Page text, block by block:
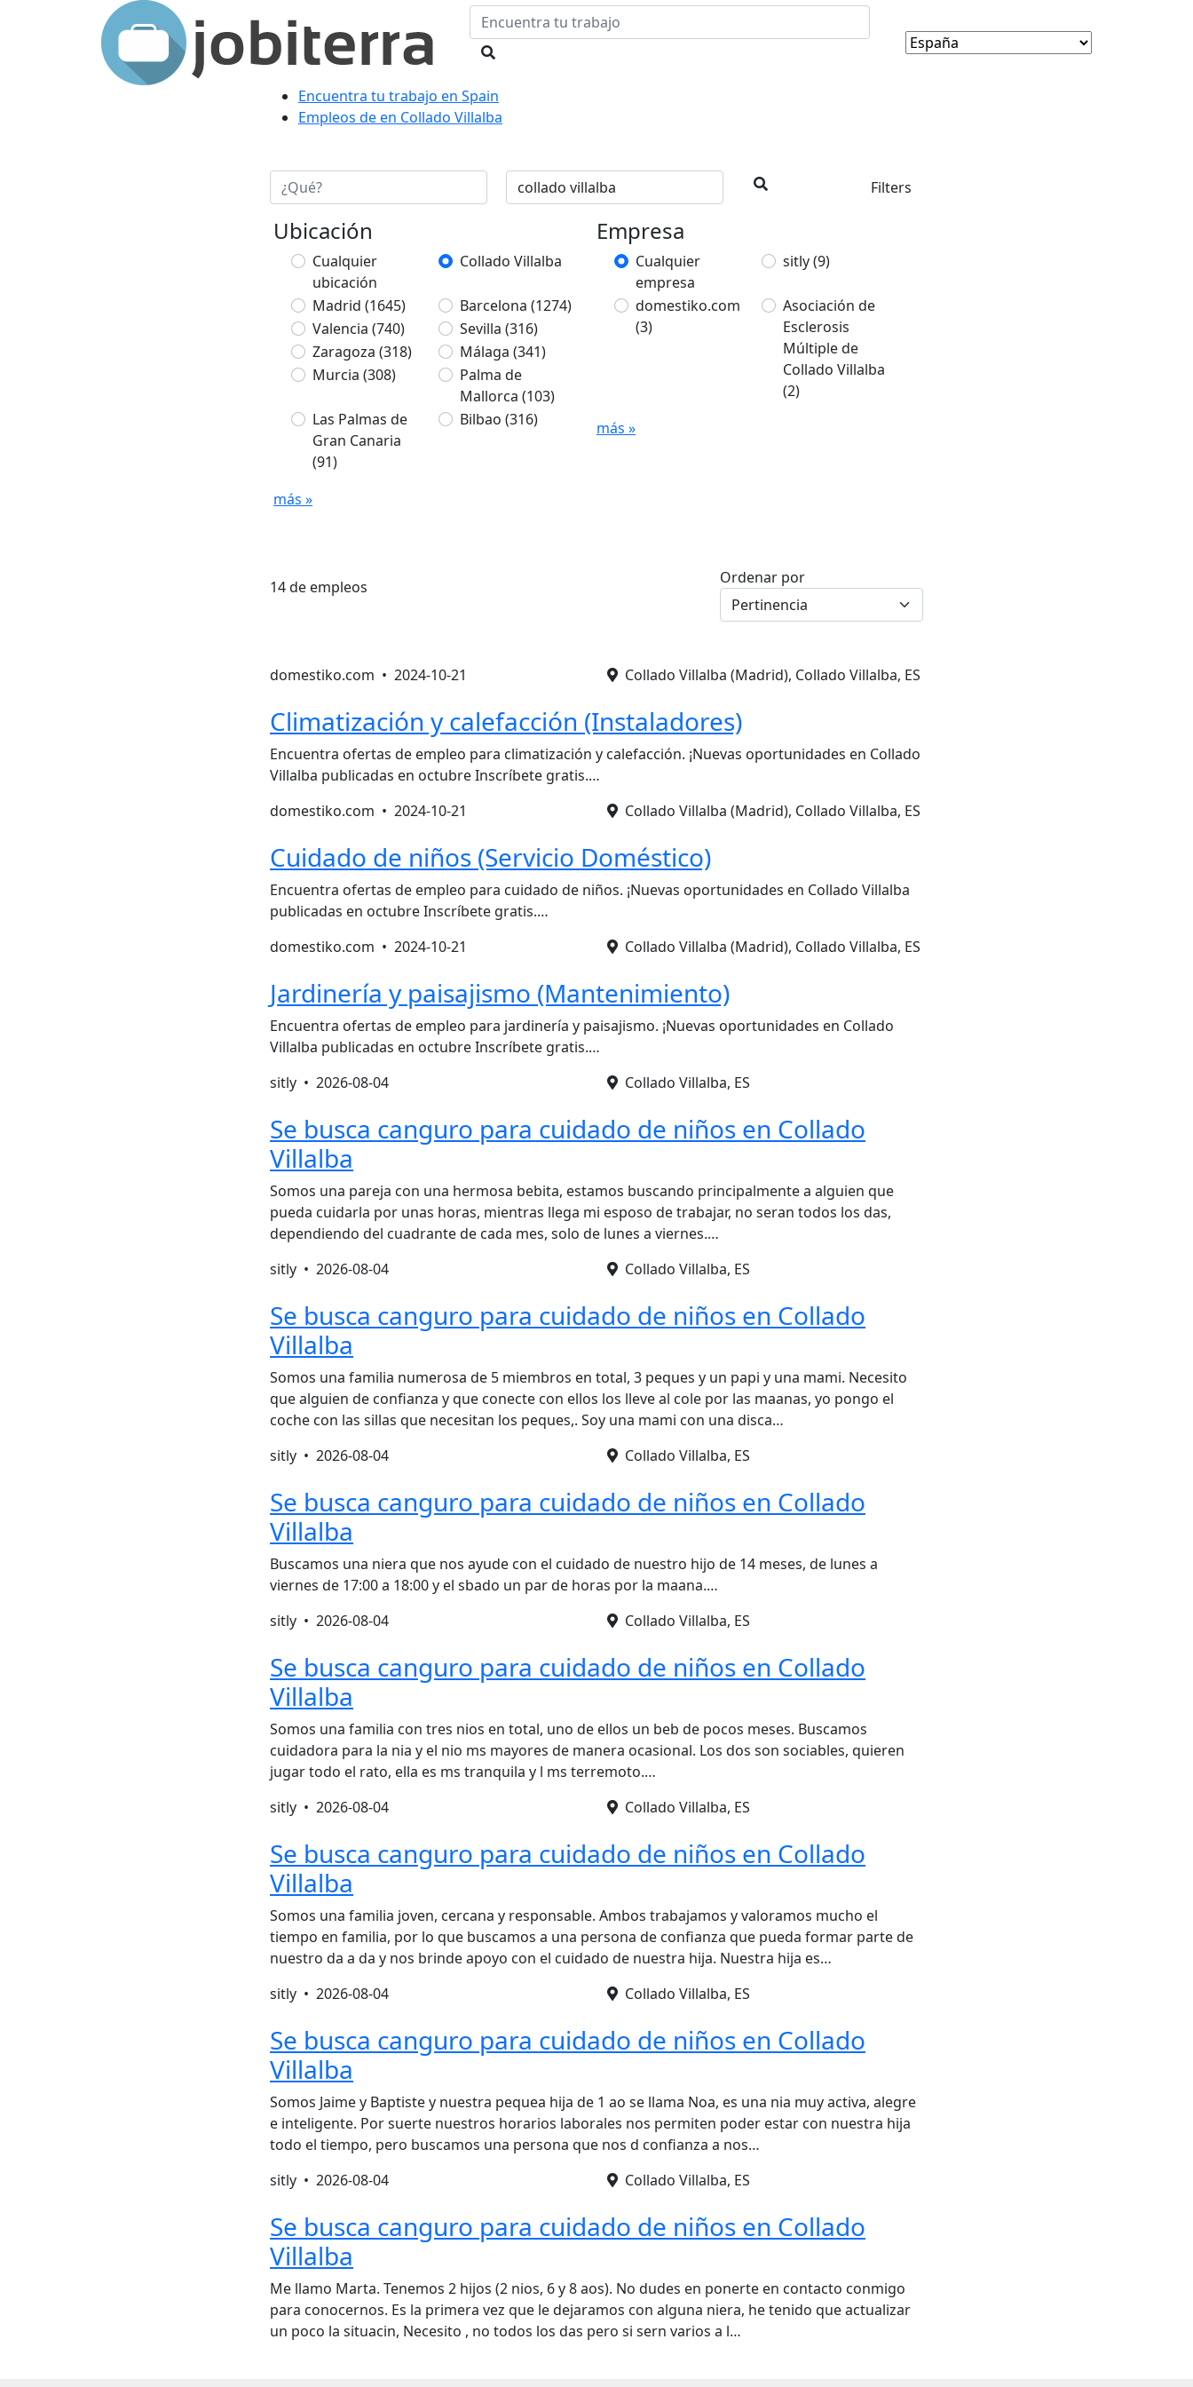
Encuentra tu trabajo en Spain
Empleos de en Collado Villalba
Filters
Ubicación
Cualquier
ubicación
Collado Villalba
Madrid (1645) Barcelona (1274)
Valencia (740) Sevilla (316)
Zaragoza (318) Málaga (341)
Murcia (308)
Palma de
Mallorca (103)
Las Palmas de
Gran Canaria
(91)
Bilbao (316)
más »
Empresa
Cualquier
empresa
sitly(9)
domestiko.com
(3)
Asociación de
Esclerosis
Múltiple de
Collado Villalba
(2)
más »
14 de empleos Ordenar por
domestiko.com • 2024-10-21 Collado Villalba (Madrid), Collado Villalba, ES
Climatización y calefacción (Instaladores)
Encuentra ofertas de empleo para climatización y calefacción. ¡Nuevas oportunidades en Collado
Villalba publicadas en octubre Inscríbete gratis.…
domestiko.com • 2024-10-21 Collado Villalba (Madrid), Collado Villalba, ES
Cuidado de niños (Servicio Doméstico)
Encuentra ofertas de empleo para cuidado de niños. ¡Nuevas oportunidades en Collado Villalba
publicadas en octubre Inscríbete gratis.…
domestiko.com • 2024-10-21 Collado Villalba (Madrid), Collado Villalba, ES
Jardinería y paisajismo (Mantenimiento)
Encuentra ofertas de empleo para jardinería y paisajismo. ¡Nuevas oportunidades en Collado
Villalba publicadas en octubre Inscríbete gratis.…
sitly • 2026-08-04 Collado Villalba, ES
Se busca canguro para cuidado de niños en Collado
Villalba
Somos una pareja con una hermosa bebita, estamos buscando principalmente a alguien que
pueda cuidarla por unas horas, mientras llega mi esposo de trabajar, no seran todos los das,
dependiendo del cuadrante de cada mes, solo de lunes a viernes.…
sitly • 2026-08-04 Collado Villalba, ES
Se busca canguro para cuidado de niños en Collado
Villalba
Somos una familia numerosa de 5 miembros en total, 3 peques y un papi y una mami. Necesito
que alguien de confianza y que conecte con ellos los lleve al cole por las maanas, yo pongo el
coche con las sillas que necesitan los peques,. Soy una mami con una disca…
sitly • 2026-08-04 Collado Villalba, ES
Se busca canguro para cuidado de niños en Collado
Villalba
Buscamos una niera que nos ayude con el cuidado de nuestro hijo de 14 meses, de lunes a
viernes de 17:00 a 18:00 y el sbado un par de horas por la maana.…
sitly • 2026-08-04 Collado Villalba, ES
Se busca canguro para cuidado de niños en Collado
Villalba
Somos una familia con tres nios en total, uno de ellos un beb de pocos meses. Buscamos
cuidadora para la nia y el nio ms mayores de manera ocasional. Los dos son sociables, quieren
jugar todo el rato, ella es ms tranquila y l ms terremoto.…
sitly • 2026-08-04 Collado Villalba, ES
Se busca canguro para cuidado de niños en Collado
Villalba
Somos una familia joven, cercana y responsable. Ambos trabajamos y valoramos mucho el
tiempo en familia, por lo que buscamos a una persona de confianza que pueda formar parte de
nuestro da a da y nos brinde apoyo con el cuidado de nuestra hija. Nuestra hija es…
sitly • 2026-08-04 Collado Villalba, ES
Se busca canguro para cuidado de niños en Collado
Villalba
Somos Jaime y Baptiste y nuestra pequea hija de 1 ao se llama Noa, es una nia muy activa, alegre
e inteligente. Por suerte nuestros horarios laborales nos permiten poder estar con nuestra hija
todo el tiempo, pero buscamos una persona que nos d confianza a nos…
sitly • 2026-08-04 Collado Villalba, ES
Se busca canguro para cuidado de niños en Collado
Villalba
Me llamo Marta. Tenemos 2 hijos (2 nios, 6 y 8 aos). No dudes en ponerte en contacto conmigo
para conocernos. Es la primera vez que le dejaramos con alguna niera, he tenido que actualizar
un poco la situacin, Necesito , no todos los das pero si sern varios a l…